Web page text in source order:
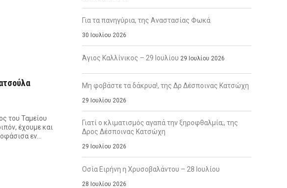
του Ταμείου
έχουμε και
εν…
Για τα πανηγύρια, της Αναστασίας Φωκά
30 Ιουλίου 2026
Άγιος Καλλίνικος – 29 Ιουλίου 29 Ιουλίου 2026
Μη φοβάστε τα δάκρυα!, της Δρ Δέσποινας Κατσώχη
29 Ιουλίου 2026
Γιατί ο κλιματισμός αγαπά την ξηροφθαλμία;, της
Δρος Δέσποινας Κατσώχη
29 Ιουλίου 2026
Οσία Ειρήνη η Χρυσοβαλάντου – 28 Ιουλίου
28 Ιουλίου 2026